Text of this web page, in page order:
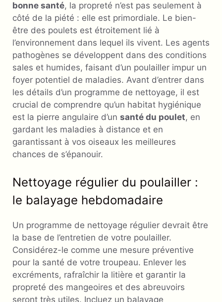
bonne santé, la propreté n’est pas seulement à
côté de la piété : elle est primordiale. Le bien-
être des poulets est étroitement lié à
l’environnement dans lequel ils vivent. Les agents
pathogènes se développent dans des conditions
sales et humides, faisant d’un poulailler impur un
foyer potentiel de maladies. Avant d’entrer dans
les détails d’un programme de nettoyage, il est
crucial de comprendre qu’un habitat hygiénique
est la pierre angulaire d’un santé du poulet, en
gardant les maladies à distance et en
garantissant à vos oiseaux les meilleures
chances de s’épanouir.
Nettoyage régulier du poulailler :
le balayage hebdomadaire
Un programme de nettoyage régulier devrait être
la base de l’entretien de votre poulailler.
Considérez-le comme une mesure préventive
pour la santé de votre troupeau. Enlever les
excréments, rafraîchir la litière et garantir la
propreté des mangeoires et des abreuvoirs
seront très utiles. Incluez un balayage